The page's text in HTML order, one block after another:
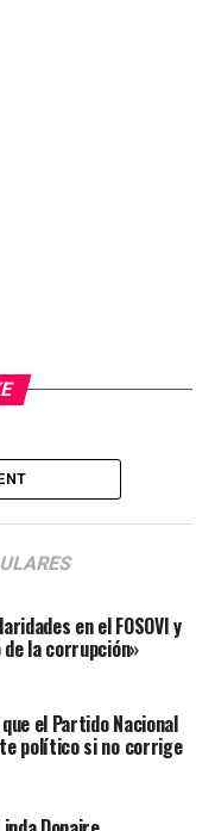
en el FOSOVI y
la corrupción»
el Partido Nacional
político si no corrige